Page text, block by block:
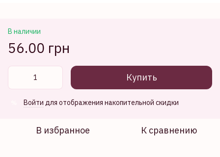
В наличии
56.00 грн
Купить
Войти для отображения накопительной скидки
В избранное К сравнению